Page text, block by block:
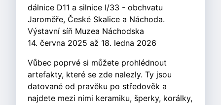
dálnice D11 a silnice I/33 - obchvatu
Jaroměře, České Skalice a Náchoda.
Výstavní síň Muzea Náchodska
14. června 2025 až 18. ledna 2026
Vůbec poprvé si můžete prohlédnout
artefakty, které se zde nalezly. Ty jsou
datované od pravěku po středověk a
najdete mezi nimi keramiku, šperky, korálky,